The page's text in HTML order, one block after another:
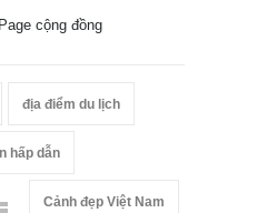
cộng đồng
địa điểm du lịch
hấp dẫn
Cảnh đẹp Việt Nam